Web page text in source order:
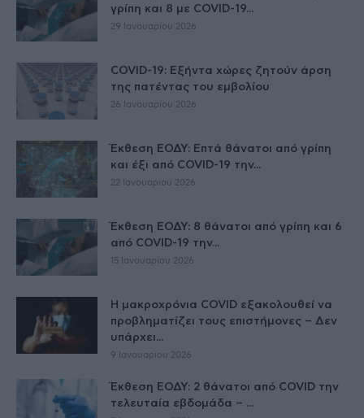
γρίπη και 8 με COVID-19...
29 Ιανουαρίου 2026
COVID-19: Εξήντα χώρες ζητούν άρση
της πατέντας του εμβολίου
26 Ιανουαρίου 2026
Έκθεση ΕΟΔΥ: Επτά θάνατοι από γρίπη
και έξι από COVID-19 την...
22 Ιανουαρίου 2026
Έκθεση ΕΟΔΥ: 8 θάνατοι από γρίπη και 6
από COVID-19 την...
15 Ιανουαρίου 2026
Η μακροχρόνια COVID εξακολουθεί να
προβληματίζει τους επιστήμονες – Δεν
υπάρχει...
9 Ιανουαρίου 2026
Έκθεση ΕΟΔΥ: 2 θάνατοι από COVID την
τελευταία εβδομάδα – ...